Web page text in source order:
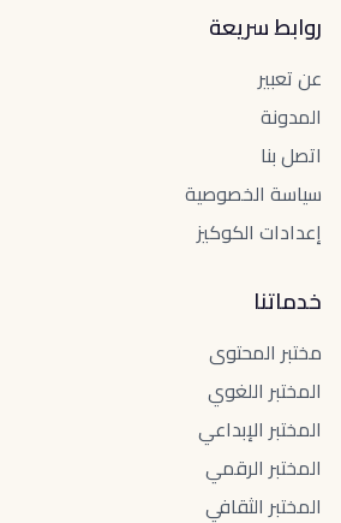
روابط سريعة
عن تعبير
المدونة
اتصل بنا
سياسة الخصوصية
إعدادات الكوكيز
خدماتنا
مختبر المحتوى
المختبر اللغوي
المختبر الإبداعي
المختبر الرقمي
المختبر الثقافي